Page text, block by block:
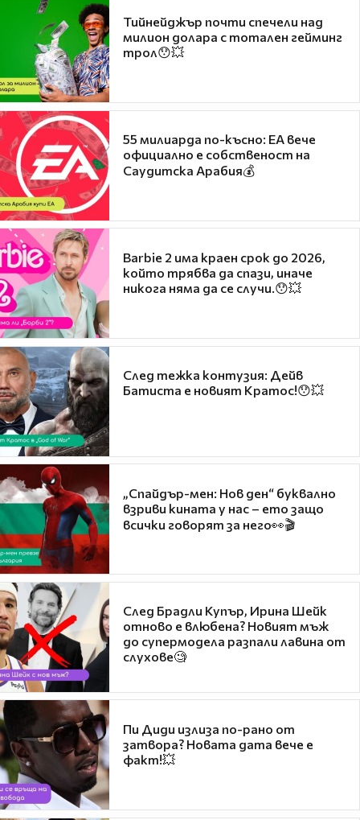
Тийнейджър почти спечели над
милион долара с тотален гейминг
трол😯💥
55 милиарда по-късно: EA вече
официално е собственост на
Саудитска Арабия💰
Barbie 2 има краен срок до 2026,
който трябва да спази, иначе
никога няма да се случи.😯💥
След тежка контузия: Дейв
Батиста е новият Кратос!😯💥
„Спайдър-мен: Нов ден“ буквално
взриви кината у нас – ето защо
всички говорят за него👀🎬
След Брадли Купър, Ирина Шейк
отново е влюбена? Новият мъж
до супермодела разпали лавина от
слухове🧐
Пи Диди излиза по-рано от
затвора? Новата дата вече е
факт!💥